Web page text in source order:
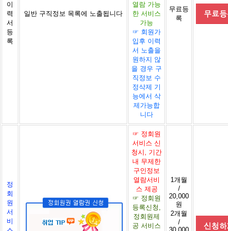
이
력
서
등
록
일반 구직정보 목록에 노출됩니다
열람 가능
한 서비스
가능
☞ 회원가
입후 이력
서 노출을
원하지 않
을 경우 구
직정보 수
정삭제 기
능에서 삭
제가능합
니다
무료등
록
정
회
원
서
비
☞ 정회원
서비스 신
청시, 기간
내 무제한
구인정보
열람서비
스 제공
☞ 정회원
등록신청,
정회원제
공 서비스
1개월
/
20,000
원
2개월
/